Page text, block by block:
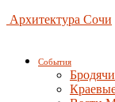
Архитектура Сочи
События